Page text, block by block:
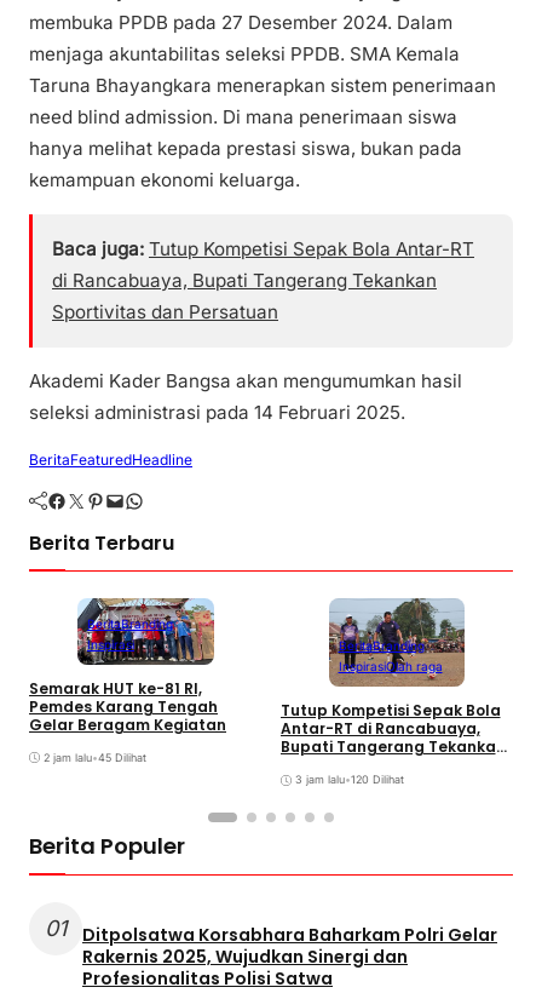
membuka PPDB pada 27 Desember 2024. Dalam
menjaga akuntabilitas seleksi PPDB. SMA Kemala
Taruna Bhayangkara menerapkan sistem penerimaan
need blind admission. Di mana penerimaan siswa
hanya melihat kepada prestasi siswa, bukan pada
kemampuan ekonomi keluarga.
Baca juga: Tutup Kompetisi Sepak Bola Antar-RT
di Rancabuaya, Bupati Tangerang Tekankan
Sportivitas dan Persatuan
Akademi Kader Bangsa akan mengumumkan hasil
seleksi administrasi pada 14 Februari 2025.
BeritaFeaturedHeadline
Facebook Twitter Pinterest Mail WhatsApp
Berita Terbaru
BeritaBranding
Inspirasi
Semarak HUT ke-81 RI,
Pemdes Karang Tengah
Gelar Beragam Kegiatan
2 jam lalu•45 Dilihat
BeritaBranding
InspirasiOlah raga
Tutup Kompetisi Sepak Bola
Antar-RT di Rancabuaya,
Bupati Tangerang Tekankan
3 jam lalu•120 Dilihat
Berita Populer
01
Ditpolsatwa Korsabhara Baharkam Polri Gelar
Rakernis 2025, Wujudkan Sinergi dan
Profesionalitas Polisi Satwa